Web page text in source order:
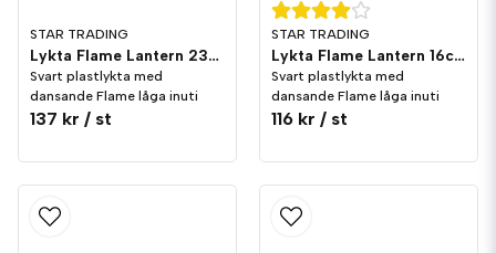
STAR TRADING
Lykta Flame Lantern 23cm Svart
Svart plastlykta med
dansande Flame låga inuti
137 kr / st
STAR TRADING
Lykta Flame Lantern 16cm Svart
Svart plastlykta med
dansande Flame låga inuti
116 kr / st